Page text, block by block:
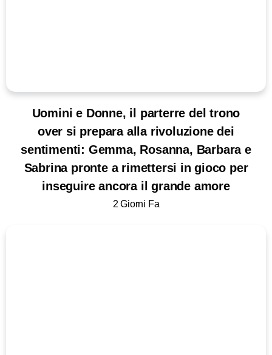
Uomini e Donne, il parterre del trono
over si prepara alla rivoluzione dei
sentimenti: Gemma, Rosanna, Barbara e
Sabrina pronte a rimettersi in gioco per
inseguire ancora il grande amore
2 Giorni Fa